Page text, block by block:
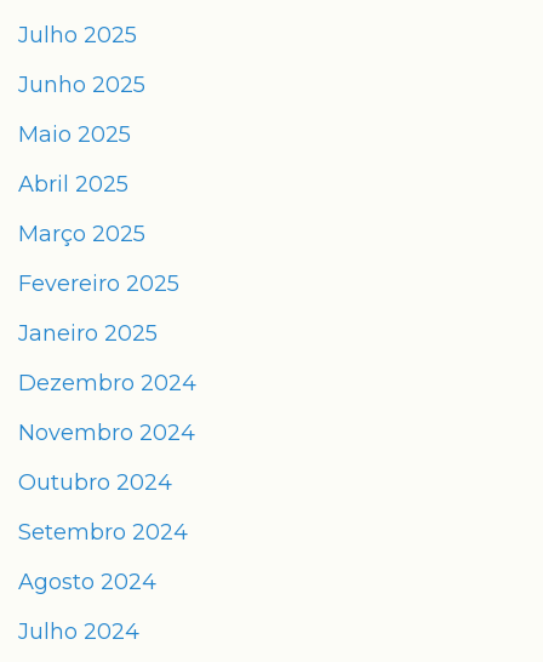
Julho 2025
Junho 2025
Maio 2025
Abril 2025
Março 2025
Fevereiro 2025
Janeiro 2025
Dezembro 2024
Novembro 2024
Outubro 2024
Setembro 2024
Agosto 2024
Julho 2024